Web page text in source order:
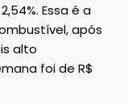
Essa é a
após
alto
foi de R$